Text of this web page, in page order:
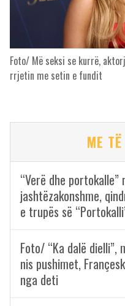
Foto/ Më seksi se kurrë,
rrjetin me setin e fundit
ME
“Verë dhe
jashtëzakonshme,
e trupës së
Foto/ “Ka dalë dielli”,
nis pushimet,
nga deti